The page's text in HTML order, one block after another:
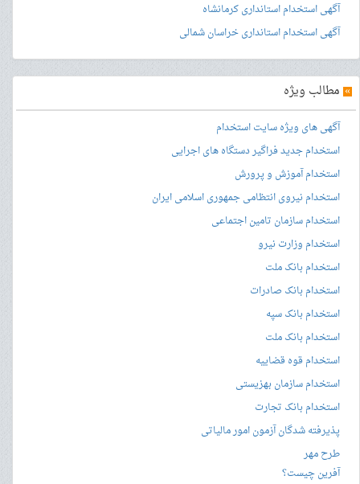
آگهی استخدام استانداری کرمانشاه
آگهی استخدام استانداری خراسان شمالی
» مطالب ویژه
آگهی های ویژه سایت استخدام
استخدام جدید فراگیر دستگاه های اجرایی
استخدام آموزش و پرورش
استخدام نیروی انتظامی جمهوری اسلامی ایران
استخدام سازمان تامین اجتماعی
استخدام وزارت نیرو
استخدام بانک ملت
استخدام بانک صادرات
استخدام بانک سپه
استخدام بانک ملت
استخدام قوه قضاییه
استخدام سازمان بهزیستی
استخدام بانک تجارت
پذیرفته شدگان آزمون امور مالیاتی
طرح مهر
آفرین چیست؟